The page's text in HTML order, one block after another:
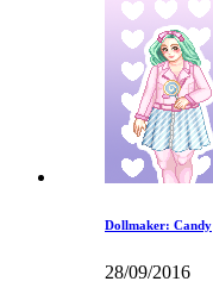
Dollmaker: Candy
28/09/2016